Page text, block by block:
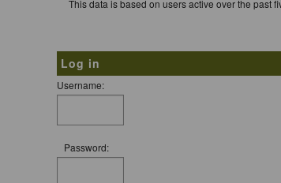
This data is based on users active over the past
Log in
Username:
Password: